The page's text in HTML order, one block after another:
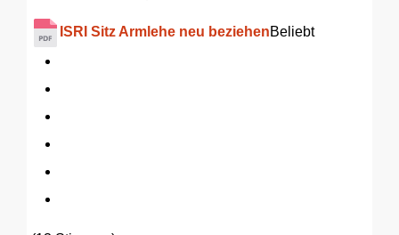
ISRI Sitz Armlehe neu beziehenBeliebt